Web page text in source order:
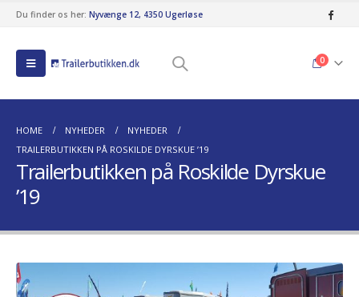
Du finder os her: Nyvænge 12, 4350 Ugerløse
0
HOME NYHEDER
NYHEDER
TRAILERBUTIKKEN PÅ ROSKILDE DYRSKUE ’19
Trailerbutikken på Roskilde Dyrskue
’19